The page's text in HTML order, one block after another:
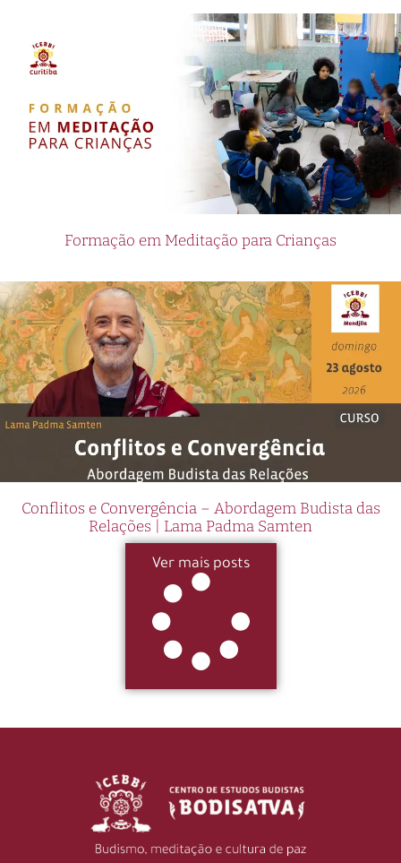
Formação em Meditação para Crianças
Conflitos e Convergência – Abordagem Budista das
Relações | Lama Padma Samten
Ver mais posts